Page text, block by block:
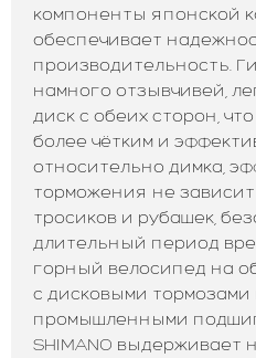
компоненты японской
обеспечивает
производительность.
намного отзывчивей,
диск с обеих сторон,
более чётким и
относительно димка,
торможения не
тросиков и рубашек,
длительный период
горный велосипед на
с дисковыми тормозами
промышленными
SHIMANO выдерживает